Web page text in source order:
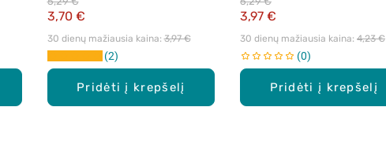
Pridėti į krepšelį
3,70 €
30 dienų mažiausia kaina: 3,97 €
2
Pridėti į krepšelį
3,97 €
30 dienų mažiausia kaina: 4,23 €
0